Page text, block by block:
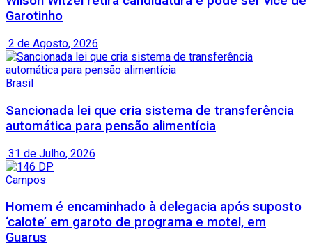
Garotinho
2 de Agosto, 2026
Brasil
Sancionada lei que cria sistema de transferência
automática para pensão alimentícia
31 de Julho, 2026
Campos
Homem é encaminhado à delegacia após suposto
‘calote’ em garoto de programa e motel, em
Guarus